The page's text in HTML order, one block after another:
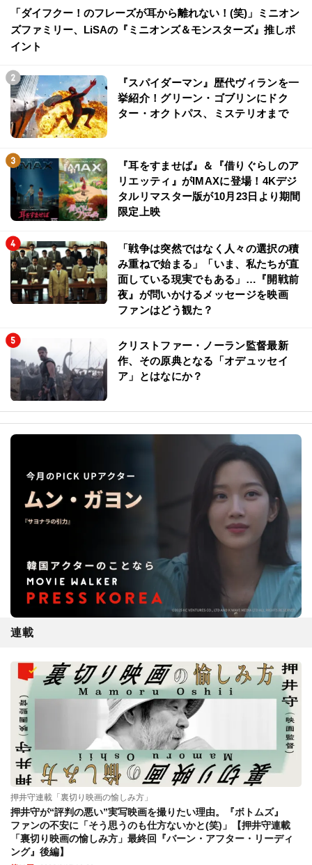
「ダイフクー！のフレーズが耳から離れない！(笑)」ミニオン
ズファミリー、LiSAの『ミニオンズ＆モンスターズ』推しポ
イント
『スパイダーマン』歴代ヴィランを一
挙紹介！グリーン・ゴブリンにドク
ター・オクトパス、ミステリオまで
『耳をすませば』＆『借りぐらしのア
リエッティ』がIMAXに登場！4Kデジ
タルリマスター版が10月23日より期間
限定上映
「戦争は突然ではなく人々の選択の積
み重ねで始まる」「いま、私たちが直
面している現実でもある」…『開戦前
夜』が問いかけるメッセージを映画
ファンはどう観た？
クリストファー・ノーラン監督最新
作、その原典となる「オデュッセイ
ア」とはなにか？
連載
押井守連載「裏切り映画の愉しみ方」
押井守が“評判の悪い”実写映画を撮りたい理由。『ボトムズ』
ファンの不安に「そう思うのも仕方ないかと(笑)」【押井守連載
「裏切り映画の愉しみ方」最終回『バーン・アフター・リーディ
ング』後編】